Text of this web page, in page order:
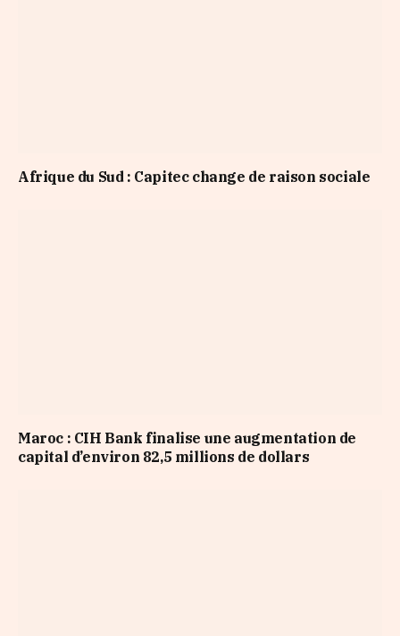
Afrique du Sud : Capitec change de raison sociale
Maroc : CIH Bank finalise une augmentation de
capital d’environ 82,5 millions de dollars